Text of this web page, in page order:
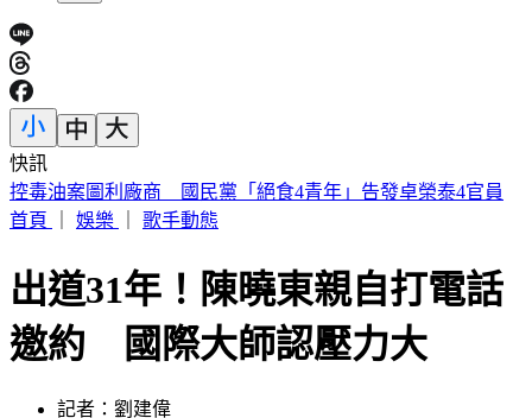
快訊
aespa明登大巨蛋開唱現身機場 KARINA遭粉絲包圍
首頁
娛樂 歌手動態
出道31年！陳曉東親自打電話
邀約 國際大師認壓力大
記者：劉建偉